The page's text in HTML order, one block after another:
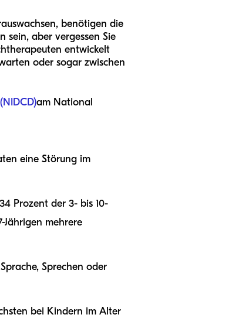
benötigen die
sein, aber vergessen Sie
entwickelt
oder sogar zwischen
am National
eine Störung im
Prozent der 3- bis 10-
Jährigen mehrere
Sprechen oder
bei Kindern im Alter